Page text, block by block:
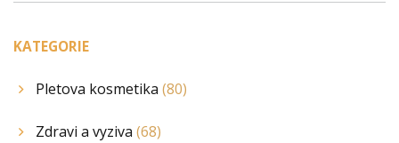
KATEGORIE
Pletova kosmetika (80)
Zdravi a vyziva (68)